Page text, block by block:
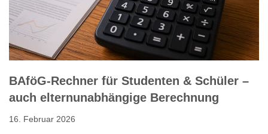
BAföG-Rechner für Studenten & Schüler –
auch elternunabhängige Berechnung
16. Februar 2026